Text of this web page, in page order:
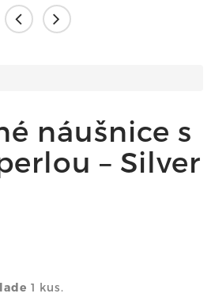
náušnice s
– Silver
1 kus.